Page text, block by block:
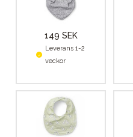
149 SEK
Leverans 1-2
veckor